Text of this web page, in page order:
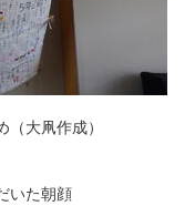
大凧作成）
いた朝顔